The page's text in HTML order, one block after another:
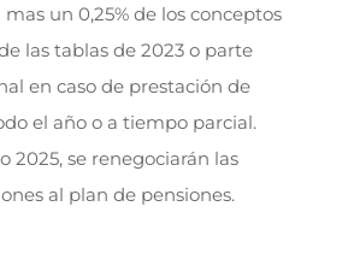
un 0,25% de los conceptos
las tablas de 2023 o parte
en caso de prestación de
el año o a tiempo parcial.
2025, se renegociarán las
al plan de pensiones.